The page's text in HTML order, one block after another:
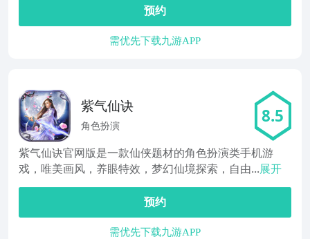
预约
需优先下载九游APP
紫气仙诀
角色扮演 8.5
紫气仙诀官网版是一款仙侠题材的角色扮演类手机游
戏，唯美画风，养眼特效，梦幻仙境探索，自由...展开
预约
需优先下载九游APP